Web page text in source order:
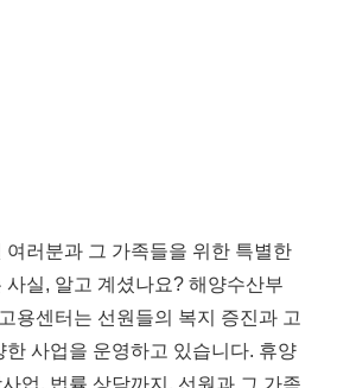
여러분과 그 가족들을 위한 특별한
사실, 알고 계셨나요? 해양수산부
용센터는 선원들의 복지 증진과 고
한 사업을 운영하고 있습니다. 휴양
업, 법률 상담까지, 선원과 그 가족